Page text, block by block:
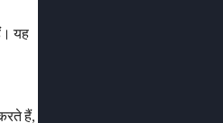
यह
हैं,